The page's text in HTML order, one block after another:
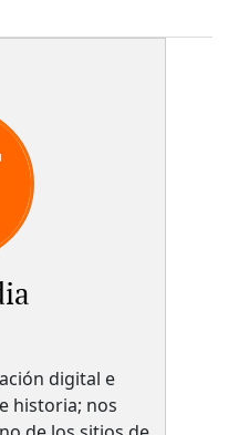
digital e
historia; nos